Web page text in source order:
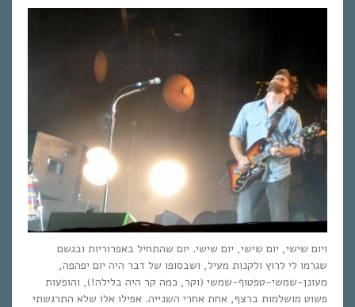
ויום שישי, יום שישי, יום שישי. יום שהתחיל באפרוריות ובגשם
שגרמו לי לרוץ ולקנות מעיל, ושבסופו של דבר היה יום יפהפה,
מעונן-שמשי-טפטוף-שמשי (וקר, כמה קר היה בלילה!), והופעות
פשוט מושלמות ברצף, אחת אחרי השנייה. אפילו אלו שלא התרגשתי